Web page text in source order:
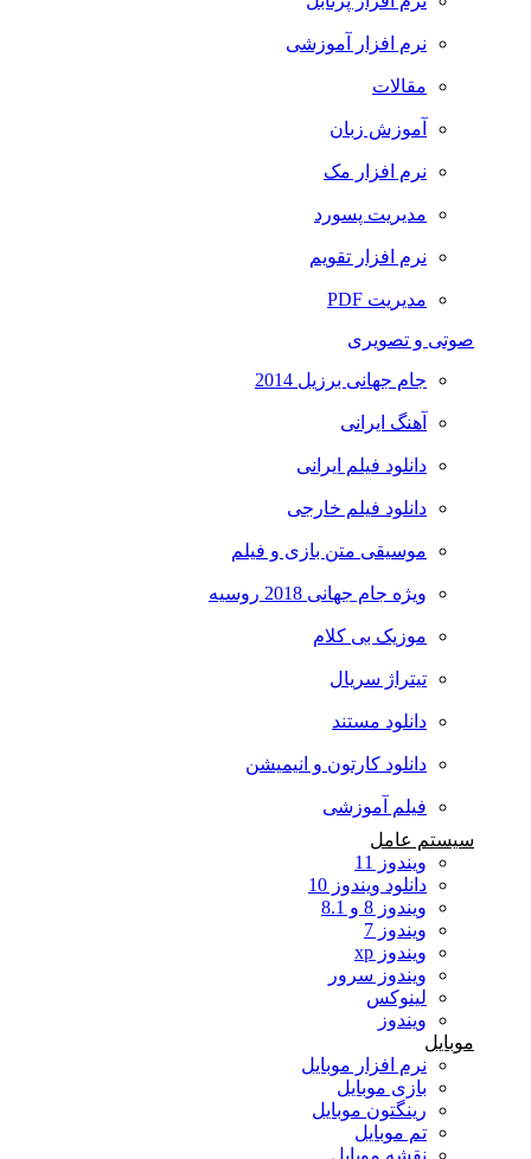
نرم افزار آموزشی
مقالات
آموزش زبان
نرم افزار مک
مدیریت پسورد
نرم افزار تقویم
مدیریت PDF
صوتی و تصویری
جام جهانی برزیل 2014
آهنگ ایرانی
دانلود فیلم ایرانی
دانلود فیلم خارجی
موسیقی متن بازی و فیلم
ویژه جام جهانی 2018 روسیه
موزیک بی کلام
تیتراژ سریال
دانلود مستند
دانلود کارتون و انیمیشن
فیلم آموزشی
سیستم عامل
ویندوز 11
دانلود ویندوز 10
ویندوز 8 و 8.1
ویندوز 7
ویندوز xp
ویندوز سرور
لینوکس
ویندوز
نرم افزار موبایل
بازی موبایل
رینگتون موبایل
تم موبایل
نقشه موبایل